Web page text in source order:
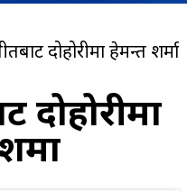
दोहोरीमा हेमन्त शर्मा